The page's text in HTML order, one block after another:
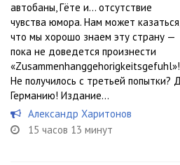
автобаны, Гёте и… отсутствие
чувства юмора. Нам может казаться,
что мы хорошо знаем эту страну —
пока не доведется произнести
«Zusammenhanggehorigkeitsgefuhl»!
Не получилось с третьей попытки?
Германию! Издание...
Александр Харитонов
15 часов 13 минут